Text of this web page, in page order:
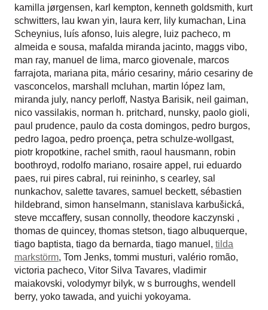
kamilla jørgensen, karl kempton, kenneth goldsmith, kurt
schwitters, lau kwan yin, laura kerr, lily kumachan, Lina
Scheynius, luís afonso, luis alegre, luiz pacheco, m
almeida e sousa, mafalda miranda jacinto, maggs vibo,
man ray, manuel de lima, marco giovenale, marcos
farrajota, mariana pita, mário cesariny, mário cesariny de
vasconcelos, marshall mcluhan, martin lópez lam,
miranda july, nancy perloff, Nastya Barisik, neil gaiman,
nico vassilakis, norman h. pritchard, nunsky, paolo gioli,
paul prudence, paulo da costa domingos, pedro burgos,
pedro lagoa, pedro proença, petra schulze-wollgast,
piotr kropotkine, rachel smith, raoul hausmann, robin
boothroyd, rodolfo mariano, rosaire appel , rui eduardo
paes, rui pires cabral , rui reininho, s cearley, sal
nunkachov, salette tavares, samuel beckett, sébastien
hildebrand, simon hanselmann, stanislava karbušická,
steve mccaffery, susan connolly, theodore kaczynski ,
thomas de quincey, thomas stetson, tiago albuquerque,
tiago baptista, tiago da bernarda, tiago manuel , tilda
markstörm, Tom Jenks, tommi musturi, valério romão,
victoria pacheco, Vitor Silva Tavares, vladimir
maiakovski, volodymyr bilyk, w s burroughs, wendell
berry, yoko tawada, and yuichi yokoyama.